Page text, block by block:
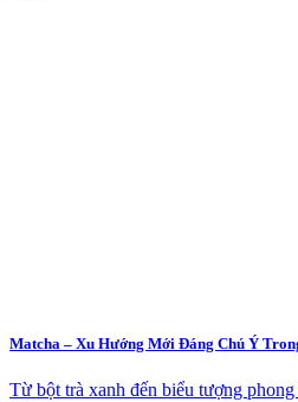
Matcha – Xu Hướng Mới Đáng Chú Ý
Từ bột trà xanh đến biểu tượng